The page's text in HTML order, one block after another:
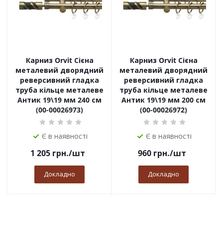
Карниз Orvit Сієна
металевий дворядний
реверсивний гладка
труба кільце металеве
Антик 19\19 мм 240 см
(00-00026973)
Є в наявності
1 205 грн./шт
Докладно
Карниз Orvit Сієна
металевий дворядний
реверсивний гладка
труба кільце металеве
Антик 19\19 мм 200 см
(00-00026972)
Є в наявності
960грн./шт
Докладно